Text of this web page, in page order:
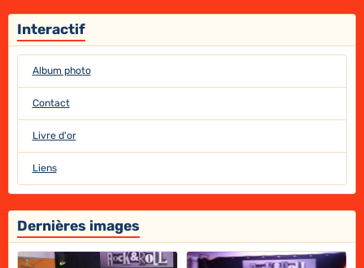
Interactif
Album photo
Contact
Livre d'or
Liens
Dernières images